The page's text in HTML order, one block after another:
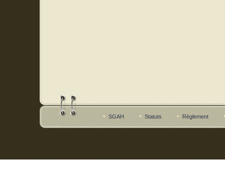
SGAH Statuts Règlement